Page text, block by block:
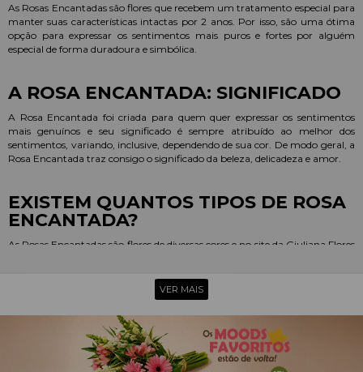
As Rosas Encantadas são flores que recebem um tratamento especial para
manter suas características intactas por 2 anos. Por isso, são uma ótima
opção para expressar os sentimentos mais puros e fortes por alguém
especial de forma duradoura e simbólica.
A ROSA ENCANTADA: SIGNIFICADO
A Rosa Encantada foi criada para quem quer expressar os sentimentos
mais genuínos e seu significado é sempre atribuído ao melhor dos
sentimentos, variando, inclusive, dependendo de sua cor. De modo geral, a
Rosa Encantada traz consigo o significado da beleza, delicadeza e amor.
EXISTEM QUANTOS TIPOS DE ROSA
ENCANTADA?
As Rosas Encantadas são flores de diversas cores e no site da Giuliana Flores
Rosas Encantadas no Pêndulo
Coleção completa com todos os tipos de rosa encantada e suas variações.
Caixa de Rosa Encantada
Rosas no acrílico ou em embalagens com demais produtos como pelúcias,
VER MAIS